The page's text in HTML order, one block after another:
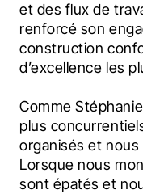
et des flux de
renforcé son
construction
d’excellence les
Comme
plus
organisés et
Lorsque nous
sont épatés et